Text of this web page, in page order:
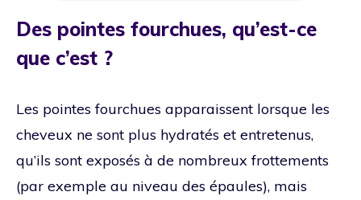
Des pointes fourchues, qu’est-ce
que c’est ?
Les pointes fourchues apparaissent lorsque les
cheveux ne sont plus hydratés et entretenus,
qu’ils sont exposés à de nombreux frottements
(par exemple au niveau des épaules), mais